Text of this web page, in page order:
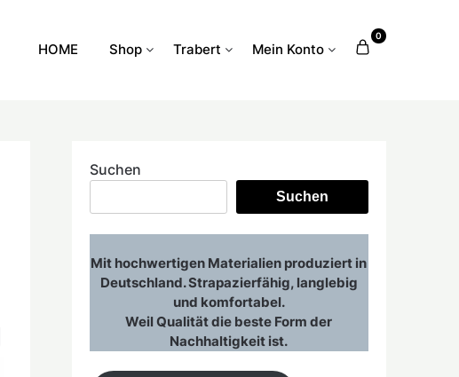
HOME Shop Trabert Mein Konto
0
Suchen
Suchen
Mit hochwertigen Materialien produziert in
Deutschland. Strapazierfähig, langlebig
und komfortabel.
Weil Qualität die beste Form der
Nachhaltigkeit ist.